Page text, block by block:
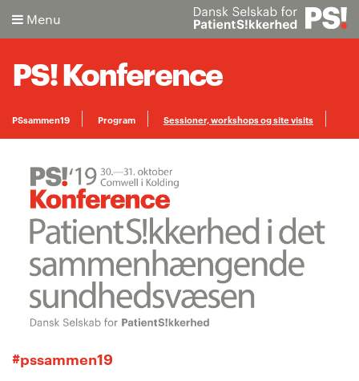
Menu
Søg
Avanceret søgning
PS! Konference
PSsammen19 Program Sessioner, workshops og site visits
#pssammen19